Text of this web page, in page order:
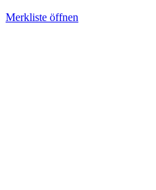
Merkliste öffnen